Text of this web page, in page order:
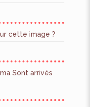
cette image ?
Sont arrivés